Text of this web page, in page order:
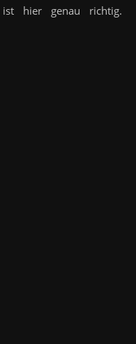
ist hier genau richtig.